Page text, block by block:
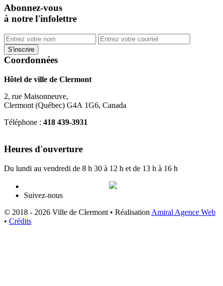
Abonnez-vous
à notre l'infolettre
Coordonnées
Hôtel de ville de Clermont
2, rue Maisonneuve,
Clermont (Québec) G4A 1G6, Canada
Téléphone : 418 439-3931
Heures d'ouverture
Du lundi au vendredi de 8 h 30 à 12 h et de 13 h à 16 h
Suivez-nous
© 2018 - 2026 Ville de Clermont • Réalisation Amiral Agence Web
• Crédits